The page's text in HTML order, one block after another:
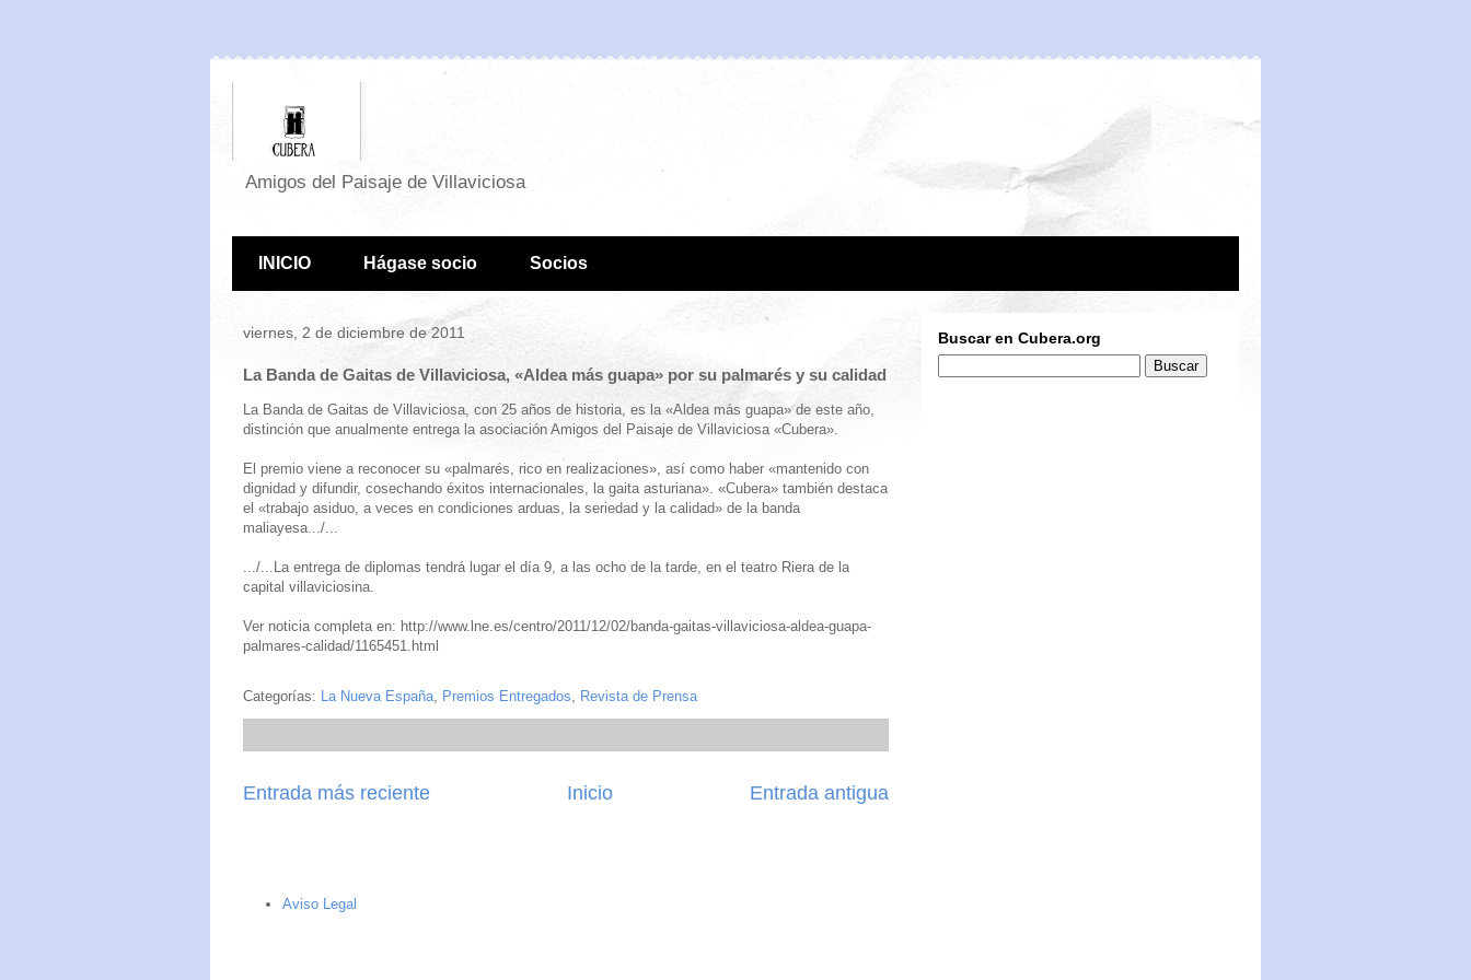
Amigos del Paisaje de Villaviciosa
INICIO Hágase socio Socios
viernes, 2 de diciembre de 2011
La Banda de Gaitas de Villaviciosa, «Aldea más guapa» por su palmarés y su calidad
La Banda de Gaitas de Villaviciosa, con 25 años de historia, es la «Aldea más guapa» de este año,
distinción que anualmente entrega la asociación Amigos del Paisaje de Villaviciosa «Cubera».
El premio viene a reconocer su «palmarés, rico en realizaciones», así como haber «mantenido con
dignidad y difundir, cosechando éxitos internacionales, la gaita asturiana». «Cubera» también destaca
el «trabajo asiduo, a veces en condiciones arduas, la seriedad y la calidad» de la banda
maliayesa.../...
.../...La entrega de diplomas tendrá lugar el día 9, a las ocho de la tarde, en el teatro Riera de la
capital villaviciosina.
Ver noticia completa en: http://www.lne.es/centro/2011/12/02/banda-gaitas-villaviciosa-aldea-guapa-
palmares-calidad/1165451.html
Categorías: La Nueva España Premios Entregados Revista de Prensa
Entrada más reciente Entrada antigua
Inicio
Buscar en Cubera.org
Aviso Legal